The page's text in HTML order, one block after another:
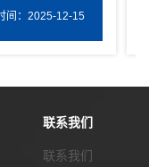
时间：2025-11-20
联系我们
联系我们